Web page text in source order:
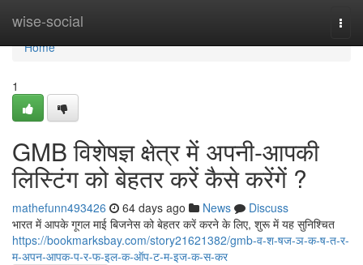
wise-social
Home
Home
1
GMB विशेषज्ञ क्षेत्र में अपनी-आपकी
लिस्टिंग को बेहतर करें कैसे करेंगें ?
mathefunn493426 64 days ago News
Discuss
भारत में आपके गूगल माई बिजनेस को बेहतर करें करने के लिए, शुरू में यह सुनिश्चित
https://bookmarksbay.com/story21621382/gmb-व-श-षज-ञ-क-ष-त-र-
म-अपन-आपक-प-र-फ-इल-क-ऑप-ट-म-इज-क-स-कर